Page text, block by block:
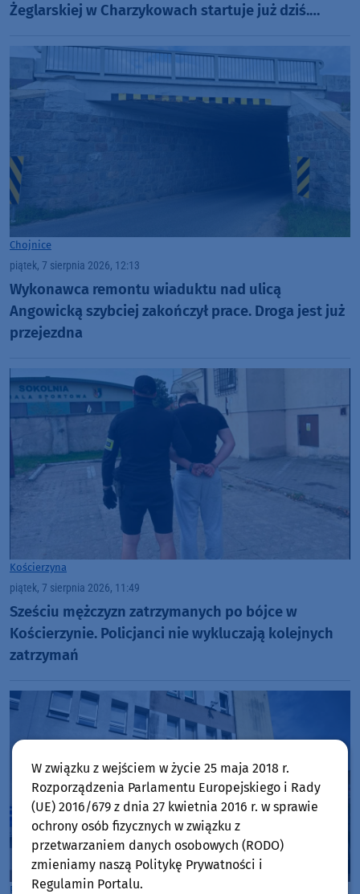
Żeglarskiej w Charzykowach startuje już dziś.
Chojnice
piątek, 7 sierpnia 2026, 12:13
Wykonawca remontu wiaduktu nad ulicą
Angowicką szybciej zakończył prace. Droga jest już
przejezdna
Kościerzyna
piątek, 7 sierpnia 2026, 11:49
Sześciu mężczyzn zatrzymanych po bójce w
Kościerzynie. Policjanci nie wykluczają kolejnych
zatrzymań
Powiat Tucholski
W związku z wejściem w życie 25 maja 2018 r.
Rozporządzenia Parlamentu Europejskiego i Rady
(UE) 2016/679 z dnia 27 kwietnia 2016 r. w sprawie
ochrony osób fizycznych w związku z
przetwarzaniem danych osobowych (RODO)
zmieniamy naszą Politykę Prywatności i
Regulamin Portalu.